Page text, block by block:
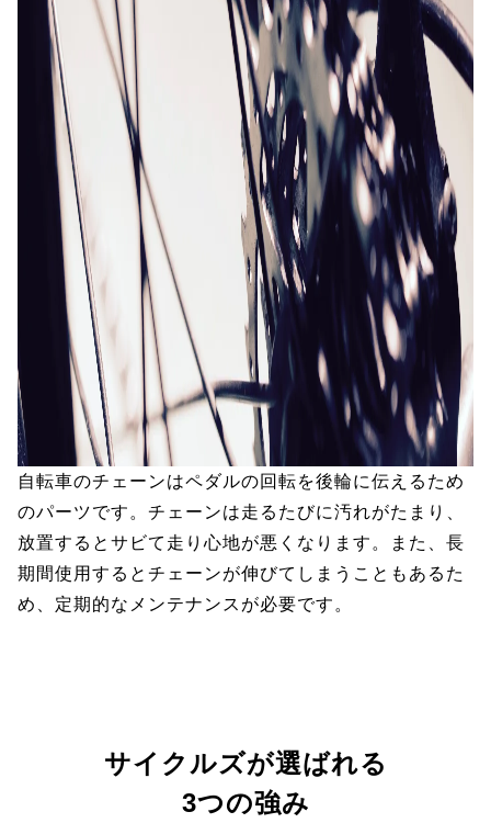
自転車のチェーンはペダルの回転を後輪に伝えるため
のパーツです。チェーンは走るたびに汚れがたまり、
放置するとサビて走り心地が悪くなります。また、長
期間使用するとチェーンが伸びてしまうこともあるた
め、定期的なメンテナンスが必要です。
サイクルズが選ばれる
3つの強み